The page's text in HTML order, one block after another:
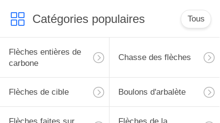
Catalogue de flèche
2
Catégories populaires Tous
Flèches entières de
carbone
Chasse des flèches
Flèches de cible Boulons d'arbalète